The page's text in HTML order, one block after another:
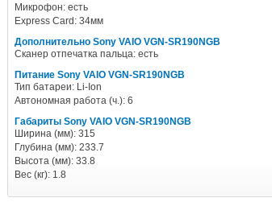
Микрофон: есть
Express Card: 34мм
Дополнительно Sony VAIO VGN-SR190NGB
Сканер отпечатка пальца: есть
Питание Sony VAIO VGN-SR190NGB
Тип батареи: Li-Ion
Автономная работа (ч.): 6
Габариты Sony VAIO VGN-SR190NGB
Ширина (мм): 315
Глубина (мм): 233.7
Высота (мм): 33.8
Вес (кг): 1.8